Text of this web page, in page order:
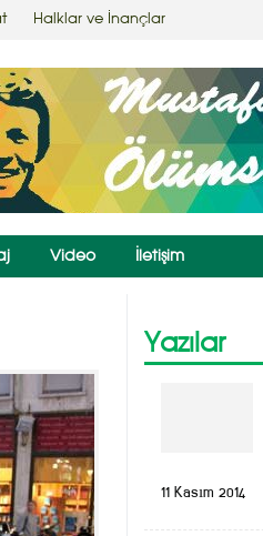
Halklar ve İnançlar
Video İletişim
Yazılar
11 Kasım 2014